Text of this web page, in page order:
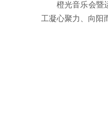
橙光音乐会暨
工凝心聚力、向阳